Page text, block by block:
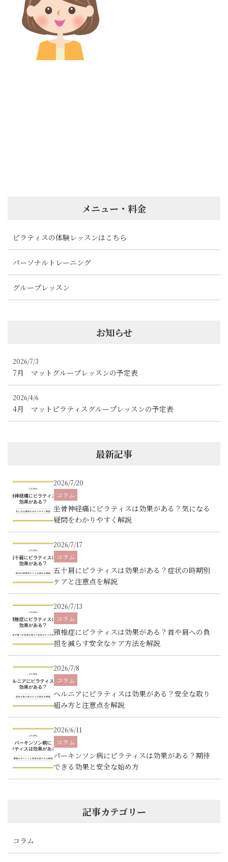
メニュー・料金
ピラティスの体験レッスンはこちら
パーソナルトレーニング
グループレッスン
お知らせ
2026/7/3
7月 マットグループレッスンの予定表
2026/4/6
4月 マットピラティスグループレッスンの予定表
最新記事
2026/7/20
コラム
坐骨神経痛にピラティスは効果がある？気になる
疑問をわかりやすく解説
2026/7/17
コラム
五十肩にピラティスは効果がある？症状の時期別
ケアと注意点を解説
2026/7/13
コラム
頸椎症にピラティスは効果がある？首や肩への負
担を減らす安全なケア方法を解説
2026/7/8
コラム
ヘルニアにピラティスは効果がある？安全な取り
組み方と注意点を解説
2026/6/11
コラム
パーキンソン病にピラティスは効果がある？期待
できる効果と安全な始め方
記事カテゴリー
コラム